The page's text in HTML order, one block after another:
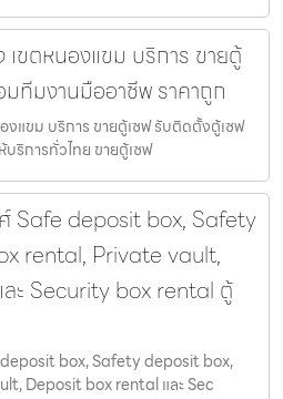
เขตหนองแขม บริการ ขายตู้
ทีมงานมืออาชีพ ราคาถูก
งแขม บริการ ขายตู้เซฟ รับติดตั้งตู้เซฟ
ริการทั่วไทย ขายตู้เซฟ
Safe deposit box, Safety
rental, Private vault,
ะ Security box rental ตู้
box, Safety deposit box,
Deposit box rental และ Sec